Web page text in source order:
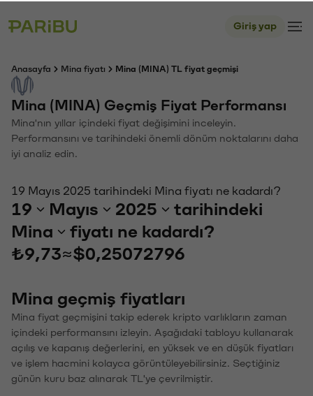
Giriş yap
Anasayfa Mina fiyatı Mina (MINA) TL fiyat geçmişi
Mina (MINA) Geçmiş Fiyat Performansı
Mina'nın yıllar içindeki fiyat değişimini inceleyin.
Performansını ve tarihindeki önemli dönüm noktalarını daha
iyi analiz edin.
19 Mayıs 2025 tarihindeki Mina fiyatı ne kadardı?
19 Mayıs 2025
tarihindeki
Mina
fiyatı ne kadardı?
₺9,73≈$0,25072796
Mina geçmiş fiyatları
Mina fiyat geçmişini takip ederek kripto varlıkların zaman
içindeki performansını izleyin. Aşağıdaki tabloyu kullanarak
açılış ve kapanış değerlerini, en yüksek ve en düşük fiyatları
ve işlem hacmini kolayca görüntüleyebilirsiniz. Seçtiğiniz
günün kuru baz alınarak TL'ye çevrilmiştir.